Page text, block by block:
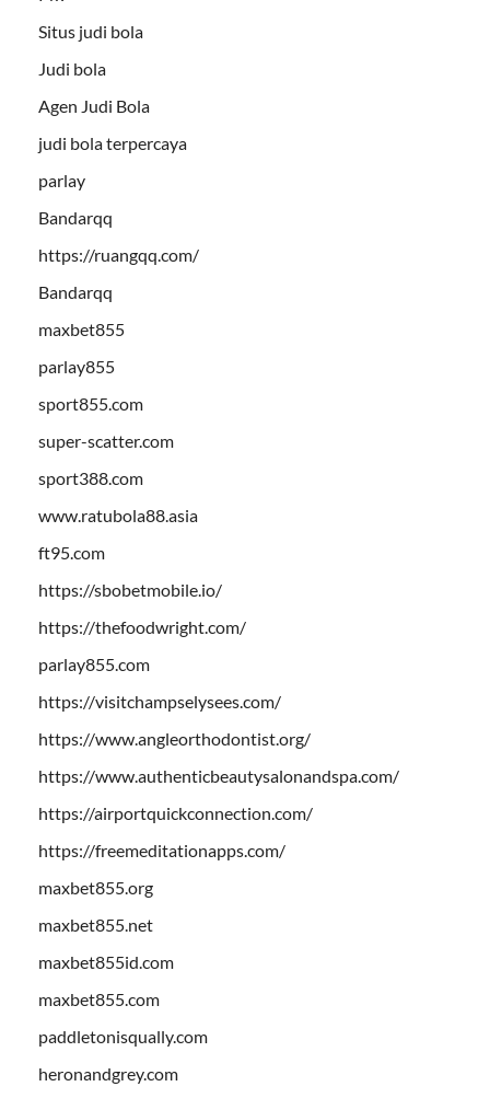
Situs judi bola
Judi bola
Agen Judi Bola
judi bola terpercaya
parlay
Bandarqq
https://ruangqq.com/
Bandarqq
maxbet855
parlay855
sport855.com
super-scatter.com
sport388.com
www.ratubola88.asia
ft95.com
https://sbobetmobile.io/
https://thefoodwright.com/
parlay855.com
https://visitchampselysees.com/
https://www.angleorthodontist.org/
https://www.authenticbeautysalonandspa.com/
https://airportquickconnection.com/
https://freemeditationapps.com/
maxbet855.org
maxbet855.net
maxbet855id.com
maxbet855.com
paddletonisqually.com
heronandgrey.com